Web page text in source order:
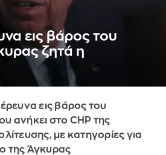
εις βάρος του
ζητά η
εις βάρος του
ανήκει στο CHP της
με κατηγορίες για
της Άγκυρας